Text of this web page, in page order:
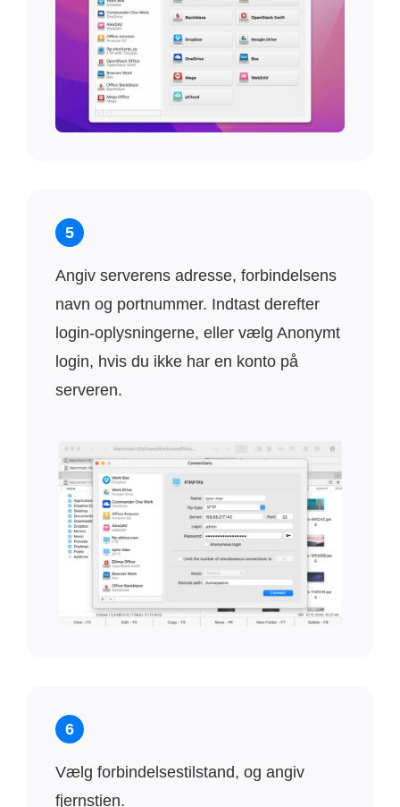
5
Angiv serverens adresse, forbindelsens
navn og portnummer. Indtast derefter
login-oplysningerne, eller vælg Anonymt
login, hvis du ikke har en konto på
serveren.
6
Vælg forbindelsestilstand, og angiv
fjernstien.